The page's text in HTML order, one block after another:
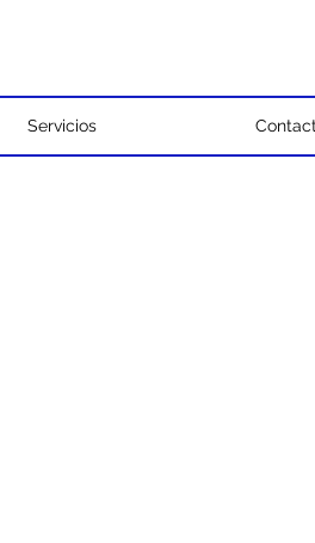
Servicios